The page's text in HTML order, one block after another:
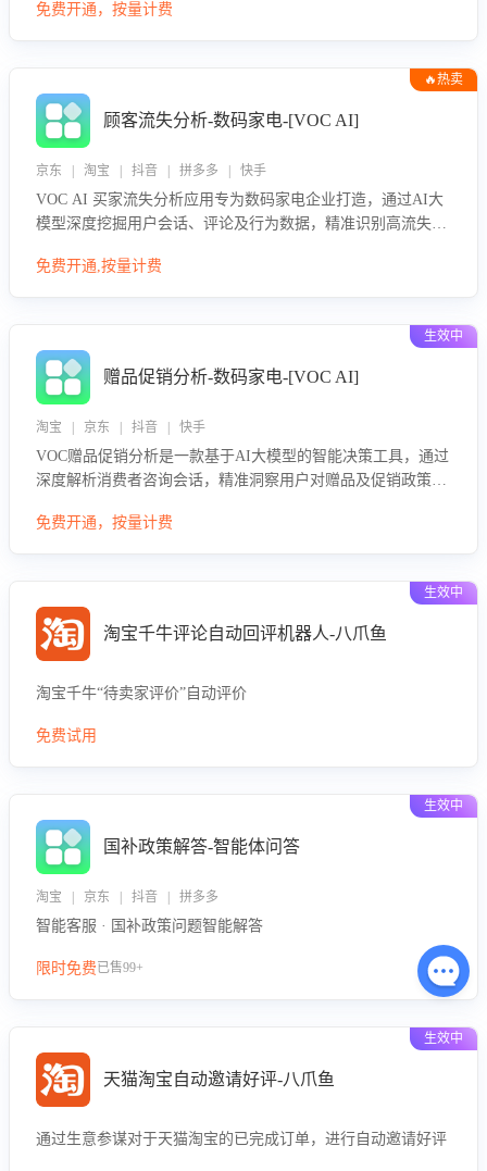
息，进行多维度交叉对比，并分析消费者的比价行为。通过提
免费开通，按量计费
🔥热卖
顾客流失分析-数码家电-[VOC AI]
京东 | 淘宝 | 抖音 | 拼多多 | 快手
VOC AI 买家流失分析应用专为数码家电企业打造，通过AI大
模型深度挖掘用户会话、评论及行为数据，精准识别高流失风
迟、竞品价格冲击等。系统自动输出可落地的挽回策略，迅速
免费开通,按量计费
生效中
赠品促销分析-数码家电-[VOC AI]
淘宝 | 京东 | 抖音 | 快手
VOC赠品促销分析是一款基于AI大模型的智能决策工具，通过
深度解析消费者咨询会话，精准洞察用户对赠品及促销政策的
求，帮助企业制定个性化赠品组合策略，优化资源投放并淘汰
免费开通，按量计费
生效中
淘宝千牛评论自动回评机器人-八爪鱼
淘宝千牛“待卖家评价”自动评价
免费试用
生效中
国补政策解答-智能体问答
淘宝 | 京东 | 抖音 | 拼多多
智能客服 · 国补政策问题智能解答
限时免费已售99+
生效中
天猫淘宝自动邀请好评-八爪鱼
通过生意参谋对于天猫淘宝的已完成订单，进行自动邀请好评